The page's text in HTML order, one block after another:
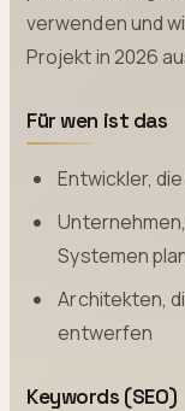
verwenden und
Projekt in 2026
Für wen ist das
Entwickler,
Systemen
Architekten,
entwerfen
Keywords (SEO)